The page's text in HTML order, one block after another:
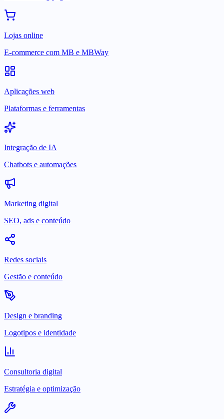
Lojas online
E-commerce com MB e MBWay
Aplicações web
Plataformas e ferramentas
Integração de IA
Chatbots e automações
Marketing digital
SEO, ads e conteúdo
Redes sociais
Gestão e conteúdo
Design e branding
Logotipos e identidade
Consultoria digital
Estratégia e optimização